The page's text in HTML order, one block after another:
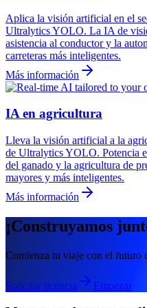
Aplica la visión artificial en el
Ultralytics YOLO. La IA de
asistencia al conductor y la
carreteras más inteligentes.
Más información
IA en agricultura
Lleva la visión artificial a la
de Ultralytics YOLO. Potencia
del ganado y la agricultura de
mayores y más inteligentes.
Más información
¡Construyamos
Comienza tu viaje con el futuro
Solicitar licencia Empezar